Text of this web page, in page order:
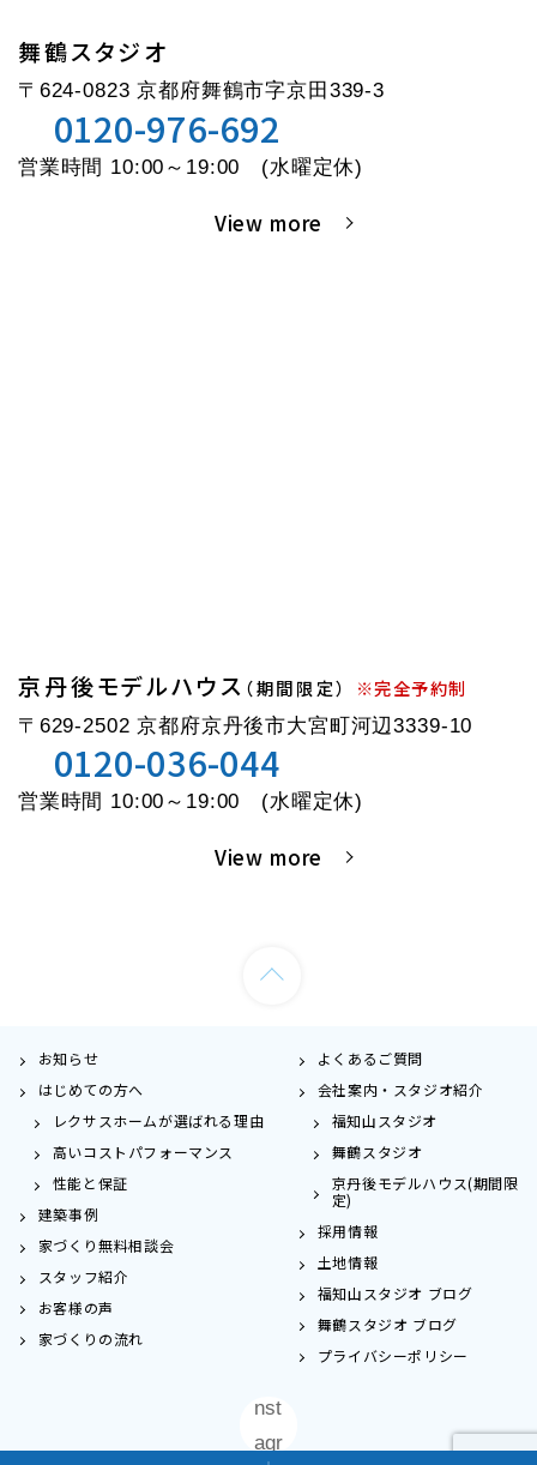
舞鶴スタジオ
〒624-0823 京都府舞鶴市字京田339-3
0120-976-692
営業時間 10:00～19:00 (水曜定休)
View more
京丹後モデルハウス （期間限定） ※完全予約制
〒629-2502 京都府京丹後市大宮町河辺3339-10
0120-036-044
営業時間 10:00～19:00 (水曜定休)
View more
お知らせ
はじめての方へ
レクサスホームが選ばれる理由
高いコストパフォーマンス
性能と保証
建築事例
家づくり無料相談会
スタッフ紹介
お客様の声
家づくりの流れ
よくあるご質問
会社案内・スタジオ紹介
福知山スタジオ
舞鶴スタジオ
京丹後モデルハウス(期間限
定)
採用情報
土地情報
福知山スタジオ ブログ
舞鶴スタジオ ブログ
プライバシーポリシー